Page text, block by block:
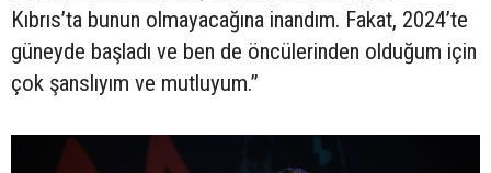
Kıbrıs’ta bunun olmayacağına inandım. Fakat, 2024’te
güneyde başladı ve ben de öncülerinden olduğum için
çok şanslıyım ve mutluyum.”